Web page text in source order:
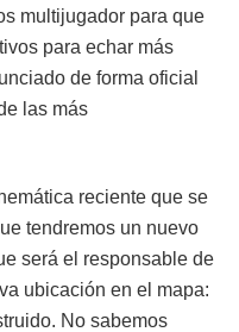
multijugador para que
para echar más
de forma oficial
las más
reciente que se
tendremos un nuevo
será el responsable de
ubicación en el mapa:
No sabemos